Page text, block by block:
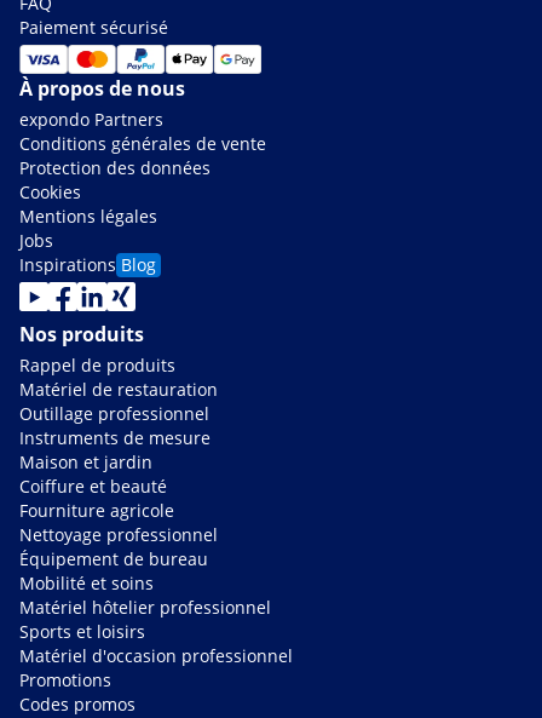
Paiement sécurisé
À propos de nous
expondo Partners
Conditions générales de vente
Protection des données
Cookies
Mentions légales
Jobs
Inspirations Blog
Nos produits
Rappel de produits
Matériel de restauration
Outillage professionnel
Instruments de mesure
Maison et jardin
Coiffure et beauté
Fourniture agricole
Nettoyage professionnel
Équipement de bureau
Mobilité et soins
Matériel hôtelier professionnel
Sports et loisirs
Matériel d'occasion professionnel
Promotions
Codes promos